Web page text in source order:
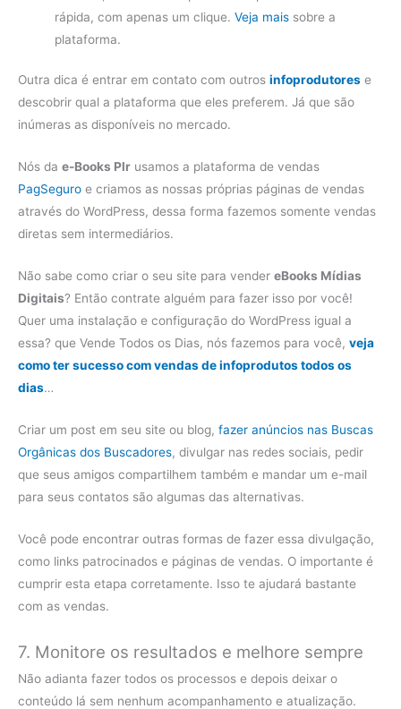
rápida, com apenas um clique.Veja mais sobre a
plataforma.
Outra dica é entrar em contato com outros infoprodutores e
descobrir qual a plataforma que eles preferem. Já que são
inúmeras as disponíveis no mercado.
Nós da e-Books Plr usamos a plataforma de vendas
PagSeguro e criamos as nossas próprias páginas de vendas
através do WordPress, dessa forma fazemos somente vendas
diretas sem intermediários.
Não sabe como criar o seu site para vender eBooks Mídias
Digitais? Então contrate alguém para fazer isso por você!
Quer uma instalação e configuração do WordPress igual a
essa? que Vende Todos os Dias, nós fazemos para você, veja
como ter sucesso com vendas de infoprodutos todos os
dias…
Criar um post em seu site ou blog, fazer anúncios nas Buscas
Orgânicas dos Buscadores, divulgar nas redes sociais, pedir
que seus amigos compartilhem também e mandar um e-mail
para seus contatos são algumas das alternativas.
Você pode encontrar outras formas de fazer essa divulgação,
como links patrocinados e páginas de vendas. O importante é
cumprir esta etapa corretamente. Isso te ajudará bastante
com as vendas.
7. Monitore os resultados e melhore sempre
Não adianta fazer todos os processos e depois deixar o
conteúdo lá sem nenhum acompanhamento e atualização.